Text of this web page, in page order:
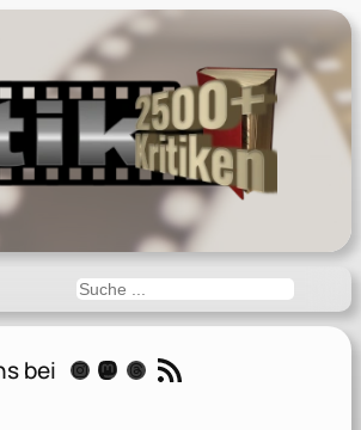
Suchen
bei Instagram Mastodon Threads RSS-Feed